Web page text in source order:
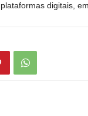
digitais,